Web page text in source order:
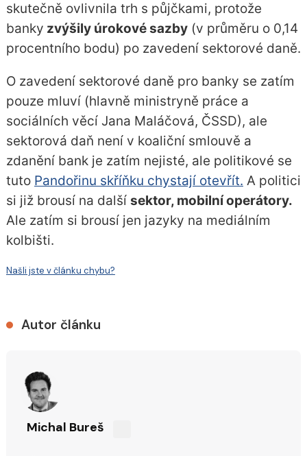
skutečně ovlivnila trh s půjčkami, protože
banky zvýšily úrokové sazby(v průměru o 0,14
procentního bodu) po zavedení sektorové daně.
O zavedení sektorové daně pro banky se zatím
pouze mluví (hlavně ministryně práce a
sociálních věcí Jana Maláčová, ČSSD), ale
sektorová daň není v koaliční smlouvě a
zdanění bank je zatím nejisté, ale politikové se
tuto Pandořinu skříňku chystají otevřít. A politici
si již brousí na další sektor, mobilní operátory.
Ale zatím si brousí jen jazyky na mediálním
kolbišti.
Našli jste v článku chybu?
Autor článku
Michal Bureš